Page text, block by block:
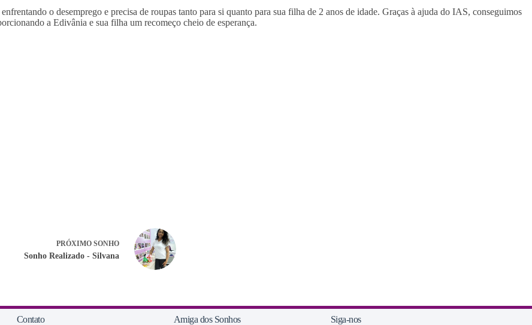
o desemprego e precisa de roupas tanto para si quanto para sua filha de 2 anos de idade. Graças à ajuda do IAS, conseguimos
a Edivânia e sua filha um recomeço cheio de esperança.
PRÓXIMO SONHO
Sonho Realizado - Silvana
Contato Amiga dos Sonhos Siga-nos